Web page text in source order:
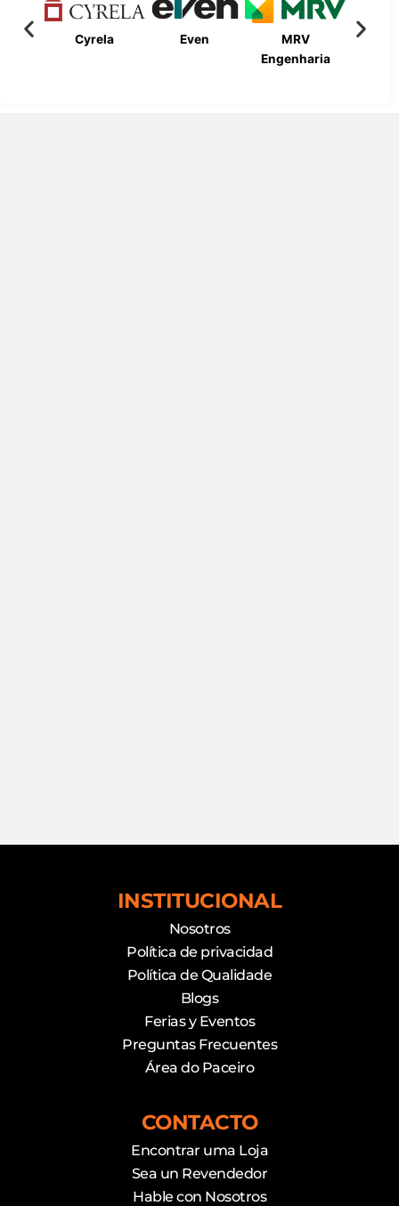
Cyrela Even
MRV
Engenharia
INSTITUCIONAL
Nosotros
Política de privacidad
Política de Qualidade
Blogs
Ferias y Eventos
Preguntas Frecuentes
Área do Paceiro
CONTACTO
Encontrar uma Loja
Sea un Revendedor
Hable con Nosotros